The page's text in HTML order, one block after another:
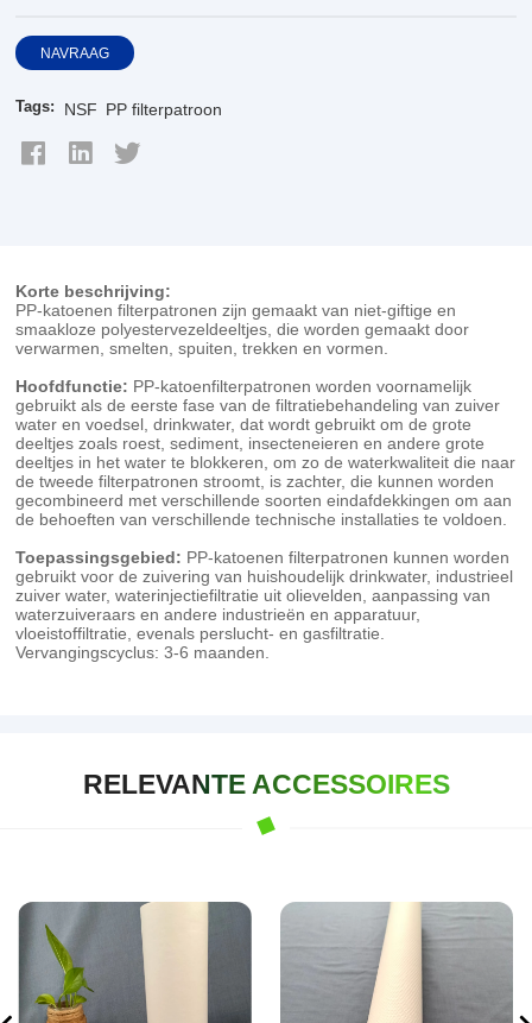
NAVRAAG
Tags: NSF PP filterpatroon
Korte beschrijving:
PP-katoenen filterpatronen zijn gemaakt van niet-giftige en
smaakloze polyestervezeldeeltjes, die worden gemaakt door
verwarmen, smelten, spuiten, trekken en vormen.
Hoofdfunctie: PP-katoenfilterpatronen worden voornamelijk
gebruikt als de eerste fase van de filtratiebehandeling van zuiver
water en voedsel, drinkwater, dat wordt gebruikt om de grote
deeltjes zoals roest, sediment, insecteneieren en andere grote
deeltjes in het water te blokkeren, om zo de waterkwaliteit die naar
de tweede filterpatronen stroomt, is zachter, die kunnen worden
gecombineerd met verschillende soorten eindafdekkingen om aan
de behoeften van verschillende technische installaties te voldoen.
Toepassingsgebied: PP-katoenen filterpatronen kunnen worden
gebruikt voor de zuivering van huishoudelijk drinkwater, industrieel
zuiver water, waterinjectiefiltratie uit olievelden, aanpassing van
waterzuiveraars en andere industrieën en apparatuur,
vloeistoffiltratie, evenals perslucht- en gasfiltratie.
Vervangingscyclus: 3-6 maanden.
RELEVANTE ACCESSOIRES